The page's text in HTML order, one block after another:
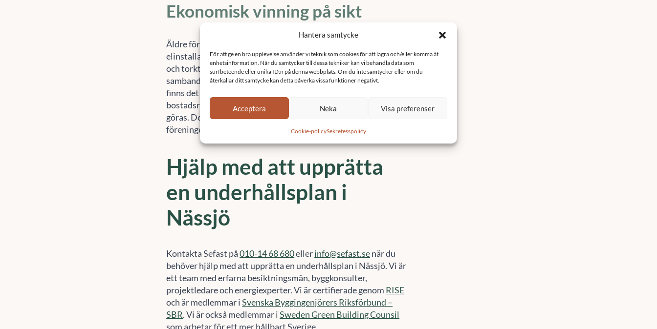
Ekonomisk vinning på sikt
Äldre föreningar har ofta sämre isolering, ventilation,
elinstallationer och tekniska installationer såsom tvättmaskin
och torktumlare. Genom att både planera in underhåll av detta i
samband med en bättre ekonomi som en underhållsplan ger
finns det utrymme för att energieffektivisera
bostadsrättsföreningen. På sikt kan då stora energibesparingar
göras. Det resulterar i en starkare ekonomi och lägre avgifter för
föreningens medlemmar.
Hjälp med att upprätta
en underhållsplan i
Nässjö
Kontakta Sefast på010-14 68 680ellerinfo@sefast.senär du
behöver hjälp med att upprätta en underhållsplan i Nässjö. Vi är
ett team med erfarna besiktningsmän, byggkonsulter,
projektledare och energiexperter. Vi är certifierade genom RISE
och är medlemmar iSvenska Byggingenjörers Riksförbund –
SBR. Vi är också medlemmar iSweden Green Building Counsil
som arbetar för ett mer hållbart Sverige.